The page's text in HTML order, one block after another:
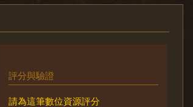
評分與驗證
請為這筆數位資源評分